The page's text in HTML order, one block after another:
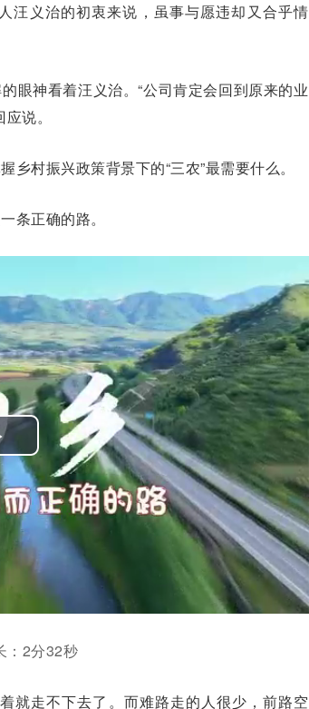
汪义治的初衷来说，虽事与愿违却又合乎情
眼神看着汪义治。“公司肯定会回到原来的业
说。
村振兴政策背景下的“三农”最需要什么。
条正确的路。
：2分32秒
就走不下去了。而难路走的人很少，前路空